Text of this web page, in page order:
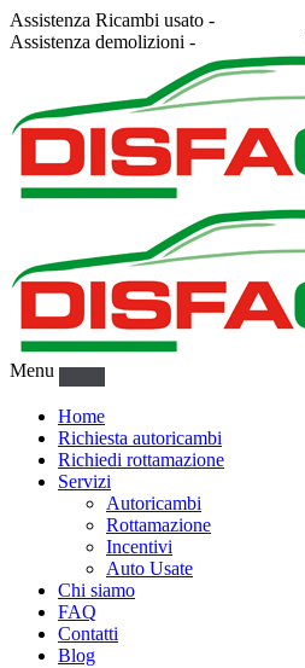
Assistenza Ricambi usato -
Assistenza demolizioni -
Menu
Home
Richiesta autoricambi
Richiedi rottamazione
Servizi
Autoricambi
Rottamazione
Incentivi
Auto Usate
Chi siamo
FAQ
Contatti
Blog